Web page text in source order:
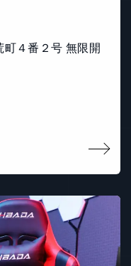
４番２号 無限開